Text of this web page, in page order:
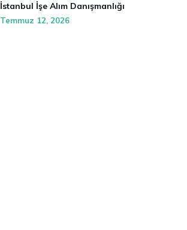
İstanbul İşe Alım Danışmanlığı
Temmuz 12, 2026